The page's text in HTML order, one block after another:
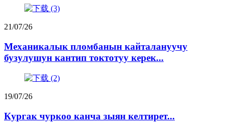
21/07/26
Механикалык пломбанын кайталануучу
бузулушун кантип токтотуу керек...
19/07/26
Кургак чуркоо канча зыян келтирет...